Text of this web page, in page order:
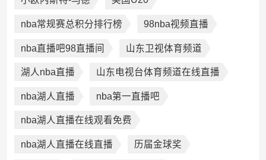
nba常规赛总积分排行榜 98nba视频直播
nba直播吧98直播间 山东卫视体育频道
湖人nba直播 山东电视台体育频道在线直播
nba湖人直播 nba第一直播吧
nba湖人直播在线观看免费
nba湖人直播在线直播 历届金球奖